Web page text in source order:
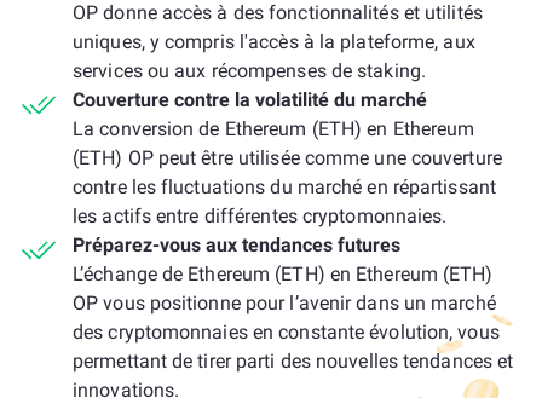
OP donne accès à des fonctionnalités et utilités
uniques, y compris l'accès à la plateforme, aux
services ou aux récompenses de staking.
Couverture contre la volatilité du marché
La conversion de Ethereum (ETH) en Ethereum
(ETH) OP peut être utilisée comme une couverture
contre les fluctuations du marché en répartissant
les actifs entre différentes cryptomonnaies.
Préparez-vous aux tendances futures
L’échange de Ethereum (ETH) en Ethereum (ETH)
OP vous positionne pour l’avenir dans un marché
des cryptomonnaies en constante évolution, vous
permettant de tirer parti des nouvelles tendances et
innovations.